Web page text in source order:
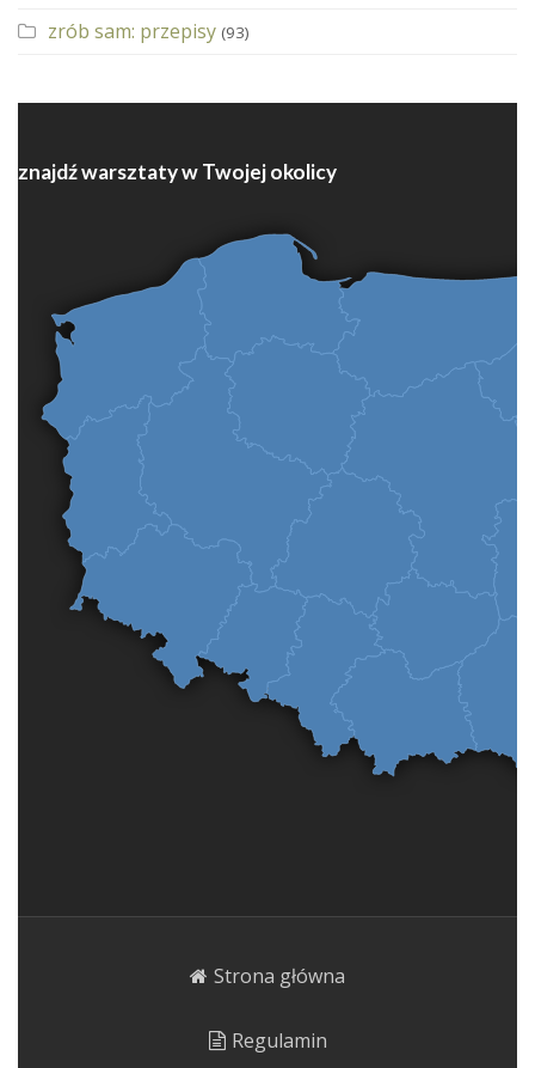
zrób sam: przepisy (93)
znajdź warsztaty w Twojej okolicy
Strona główna
Regulamin